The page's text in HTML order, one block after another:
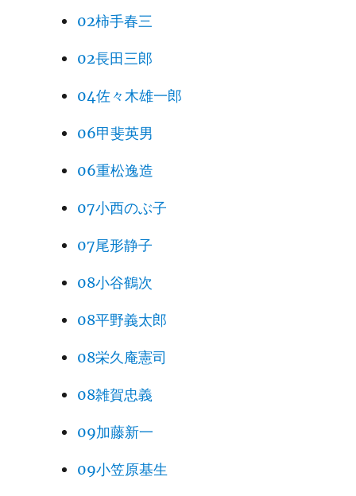
02柿手春三
02長田三郎
04佐々木雄一郎
06甲斐英男
06重松逸造
07小西のぶ子
07尾形静子
08小谷鶴次
08平野義太郎
08栄久庵憲司
08雑賀忠義
09加藤新一
09小笠原基生